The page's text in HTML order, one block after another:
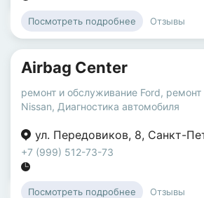
Посмотреть подробнее Отзывы
Airbag Center
ремонт и обслуживание Ford,
Nissan, Диагностика автомобиля
ул. Передовиков, 8, Санкт-
+7 (999) 512-73-73
Посмотреть подробнее Отзывы